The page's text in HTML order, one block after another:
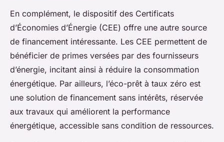
En complément, le dispositif des Certificats
d’Économies d’Énergie (CEE) offre une autre source
de financement intéressante. Les CEE permettent de
bénéficier de primes versées par des fournisseurs
d’énergie, incitant ainsi à réduire la consommation
énergétique. Par ailleurs, l’éco-prêt à taux zéro est
une solution de financement sans intérêts, réservée
aux travaux qui améliorent la performance
énergétique, accessible sans condition de ressources.